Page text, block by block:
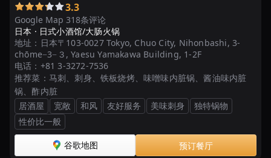
に
...
東
京
で
す
す
Google Map 318条评论
3.3
日本 · 日式小酒馆/大肠火锅
地址： 日本〒103-0027 Tokyo, Chuo City, Nihonbashi, 3-
chōme−3−３, Yaesu Yamakawa Building, 1-2F
电话： +81 3-3272-7536
推荐菜： 马刺、刺身、铁板烧烤、味噌味内脏锅、酱油味内脏
锅、酢内脏
居酒屋
宽敞 和风 友好服务 美味刺身
独特锅物
性价比一般
谷歌地图 预订餐厅